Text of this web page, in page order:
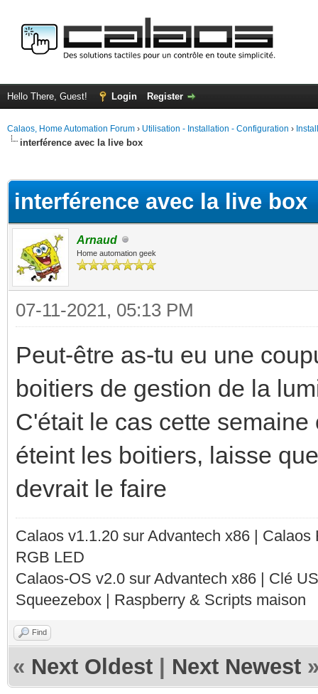
Hello There, Guest! Login Register
Calaos, Home Automation Forum › Utilisation - Installation - Configuration ›
interférence avec la live box
interférence avec la live box
Arnaud
Home automation geek
07-11-2021, 05:13 PM
Peut-être as-tu eu une
boitiers de gestion de la
C'était le cas cette
éteint les boitiers, laisse
devrait le faire
Calaos v1.1.20 sur Advantech x86 |
RGB LED
Calaos-OS v2.0 sur Advantech x86 | Clé
Squeezebox | Raspberry & Scripts maison
Find
« Next Oldest Next Newest